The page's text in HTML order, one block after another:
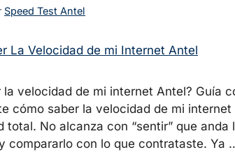
Speed Test Antel
la velocidad de mi internet Antel? Guía
cómo saber la velocidad de mi
total. No alcanza con “sentir” que
compararlo con lo que contrataste. Ya